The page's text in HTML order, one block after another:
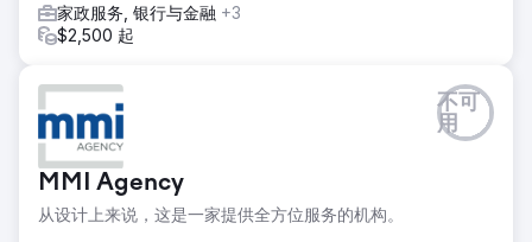
家政服务, 银行与金融 +3
$2,500 起
MMI Agency
从设计上来说，这是一家提供全方位服务的机构。
不可
用